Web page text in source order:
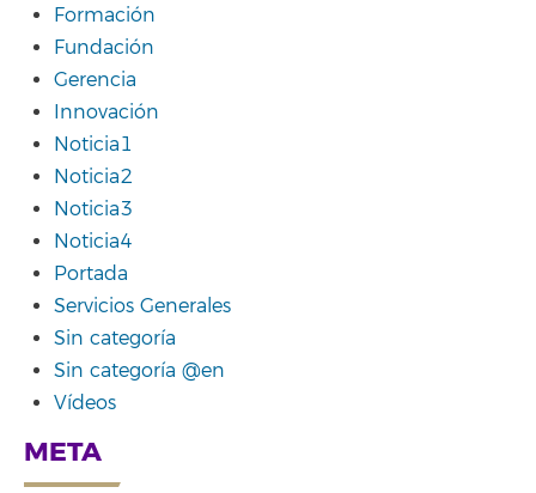
Formación
Fundación
Gerencia
Innovación
Noticia1
Noticia2
Noticia3
Noticia4
Portada
Servicios Generales
Sin categoría
Sin categoría @en
Vídeos
META